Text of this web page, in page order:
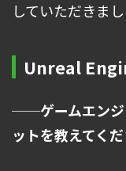
していただきまし
Unreal
──ゲームエンジ
ットを教えてくだ